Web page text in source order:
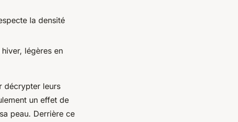
la densité
légères en
décrypter leurs
un effet de
peau. Derrière ce